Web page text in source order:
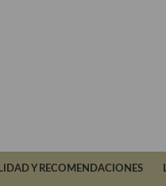
Y RECOMENDACIONES